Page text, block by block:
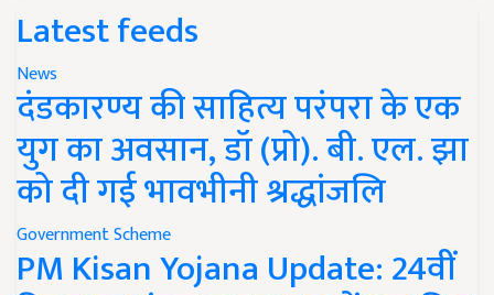
Latest feeds
News
दंडकारण्य की साहित्य परंपरा के एक
युग का अवसान, डॉ (प्रो). बी. एल. झा
को दी गई भावभीनी श्रद्धांजलि
Government Scheme
PM Kisan Yojana Update: 24वीं